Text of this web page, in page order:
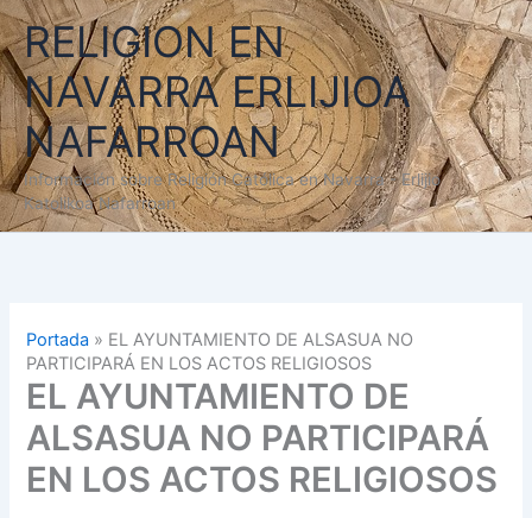
Ir
al
contenido
RELIGION EN
NAVARRA ERLIJIOA
NAFARROAN
Información sobre Religión Católica en Navarra - Erlijio
Katolikoa Nafarroan
Portada » EL AYUNTAMIENTO DE ALSASUA NO
PARTICIPARÁ EN LOS ACTOS RELIGIOSOS
EL AYUNTAMIENTO DE
ALSASUA NO PARTICIPARÁ
EN LOS ACTOS RELIGIOSOS